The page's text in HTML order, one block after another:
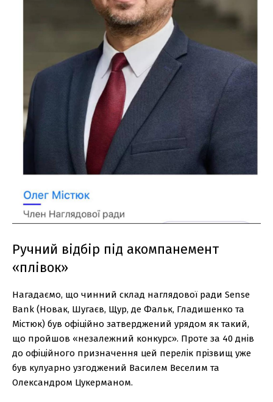
Ручний відбір під акомпанемент
«плівок»
Нагадаємо, що чинний склад наглядової ради Sense
Bank (Новак, Шугаєв, Щур, де Фальк, Гладишенко та
Містюк) був офіційно затверджений урядом як такий,
що пройшов «незалежний конкурс». Проте за 40 днів
до офіційного призначення цей перелік прізвищ уже
був кулуарно узгоджений Василем Веселим та
Олександром Цукерманом.